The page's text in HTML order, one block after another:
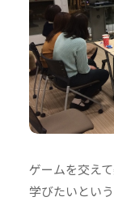
ゲームを交え
学びたいとい